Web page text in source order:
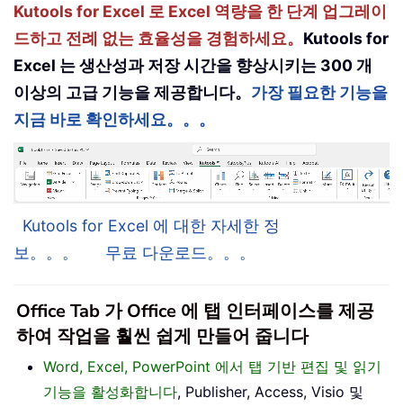
Kutools for Excel 로 Excel 역량을 한 단계 업그레이
드하고 전례 없는 효율성을 경험하세요。 Kutools for
Excel 는 생산성과 저장 시간을 향상시키는 300 개
이상의 고급 기능을 제공합니다。 가장 필요한 기능을
지금 바로 확인하세요。。。
Kutools for Excel 에 대한 자세한 정
보。。。
무료 다운로드。。。
Office Tab 가 Office 에 탭 인터페이스를 제공
하여 작업을 훨씬 쉽게 만들어 줍니다
Word, Excel, PowerPoint 에서 탭 기반 편집 및 읽기
기능을 활성화합니다, Publisher, Access, Visio 및